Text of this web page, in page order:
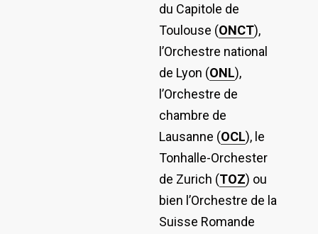
du Capitole de
Toulouse (ONCT),
l’Orchestre national
de Lyon (ONL),
l’Orchestre de
chambre de
Lausanne (OCL), le
Tonhalle-Orchester
de Zurich (TOZ) ou
bien l’Orchestre de la
Suisse Romande